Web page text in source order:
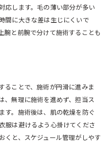
応します。毛の薄い部分が多い
間に大きな差は生じにくいで
腕と前腕で分けて施術することも
ることで、施術が円滑に進みま
、無理に施術を進めず、担当ス
す。施術後は、肌の乾燥を防ぐ
服は避けるよう心掛けてくださ
くと、スケジュール管理がしやす